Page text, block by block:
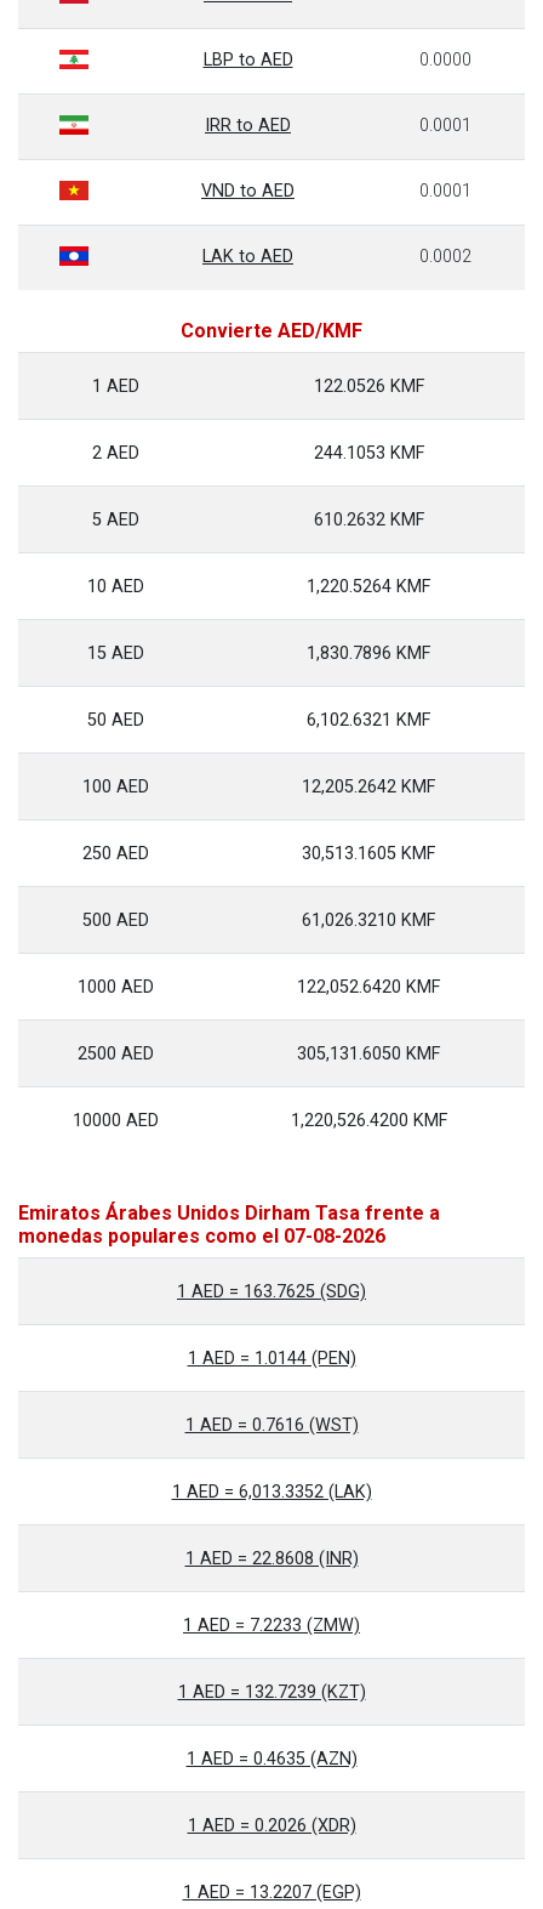
LBP to AED 0.0000
IRR to AED 0.0001
VND to AED 0.0001
LAK to AED 0.0002
Convierte AED/KMF
1 AED 122.0526 KMF
2 AED 244.1053 KMF
5 AED 610.2632 KMF
10 AED 1,220.5264 KMF
15 AED 1,830.7896 KMF
50 AED 6,102.6321 KMF
100 AED 12,205.2642 KMF
250 AED 30,513.1605 KMF
500 AED 61,026.3210 KMF
1000 AED 122,052.6420 KMF
2500 AED 305,131.6050 KMF
10000 AED 1,220,526.4200 KMF
Emiratos Árabes Unidos Dirham Tasa frente a
monedas populares como el 07-08-2026
1 AED = 163.7625 (SDG)
1 AED = 1.0144 (PEN)
1 AED = 0.7616 (WST)
1 AED = 6,013.3352 (LAK)
1 AED = 22.8608 (INR)
1 AED = 7.2233 (ZMW)
1 AED = 132.7239 (KZT)
1 AED = 0.4635 (AZN)
1 AED = 0.2026 (XDR)
1 AED = 13.2207 (EGP)